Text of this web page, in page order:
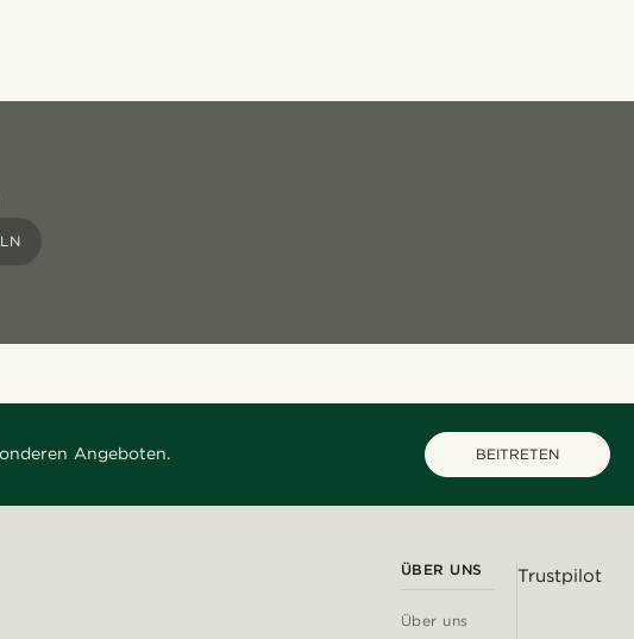
Angeboten. BEITRETEN
ÜBER UNS
Über uns
Trustpilot